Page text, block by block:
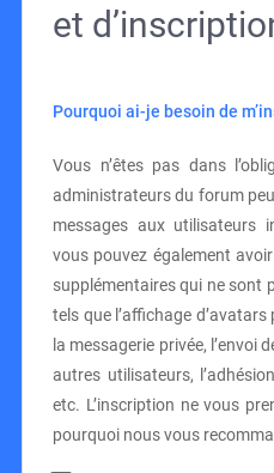
et
Pourquoi ai-je besoin de
Vous n’êtes pas dans
administrateurs du forum
messages aux utilisateurs
vous pouvez également
supplémentaires qui ne sont
tels que l’affichage
la messagerie privée, l’envoi
autres utilisateurs,
etc. L’inscription ne vous
pourquoi nous vous